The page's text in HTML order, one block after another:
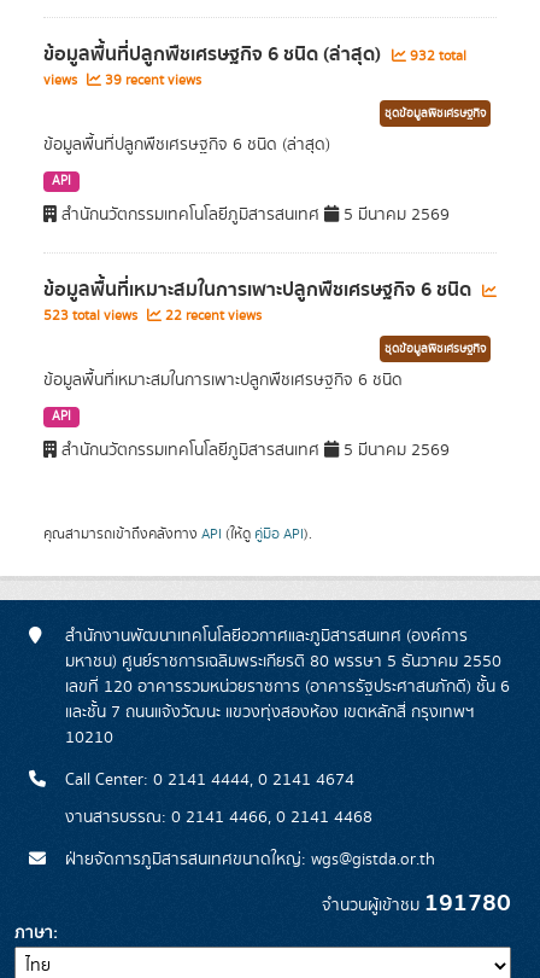
ข้อมูลพื้นที่ปลูกพืชเศรษฐกิจ 6 ชนิด (ล่าสุด)
932 total
views
39 recent views
ชุดข้อมูลพืชเศรษฐกิจ
ข้อมูลพื้นที่ปลูกพืชเศรษฐกิจ 6 ชนิด (ล่าสุด)
API
สำนักนวัตกรรมเทคโนโลยีภูมิสารสนเทศ 5 มีนาคม 2569
ข้อมูลพื้นที่เหมาะสมในการเพาะปลูกพืชเศรษฐกิจ 6 ชนิด
523 total views 22 recent views
ชุดข้อมูลพืชเศรษฐกิจ
ข้อมูลพื้นที่เหมาะสมในการเพาะปลูกพืชเศรษฐกิจ 6 ชนิด
API
สำนักนวัตกรรมเทคโนโลยีภูมิสารสนเทศ 5 มีนาคม 2569
คุณสามารถเข้าถึงคลังทาง API (ให้ดู คู่มือ API).
สำนักงานพัฒนาเทคโนโลยีอวกาศและภูมิสารสนเทศ (องค์การ
มหาชน) ศูนย์ราชการเฉลิมพระเกียรติ 80 พรรษา 5 ธันวาคม 2550
เลขที่ 120 อาคารรวมหน่วยราชการ (อาคารรัฐประศาสนภักดี) ชั้น 6
และชั้น 7 ถนนแจ้งวัฒนะ แขวงทุ่งสองห้อง เขตหลักสี่ กรุงเทพฯ
10210
Call Center: 0 2141 4444, 0 2141 4674
งานสารบรรณ: 0 2141 4466, 0 2141 4468
ฝ่ายจัดการภูมิสารสนเทศขนาดใหญ่: wgs@gistda.or.th
จำนวนผู้เข้าชม 191780
ภาษา